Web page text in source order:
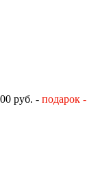
руб. - подарок -